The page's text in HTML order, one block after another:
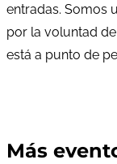
entradas. Somos
por la voluntad
está a punto de
Más